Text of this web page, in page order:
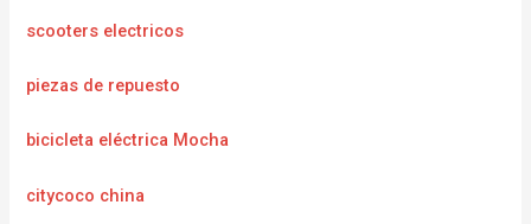
scooters electricos
piezas de repuesto
bicicleta eléctrica Mocha
citycoco china